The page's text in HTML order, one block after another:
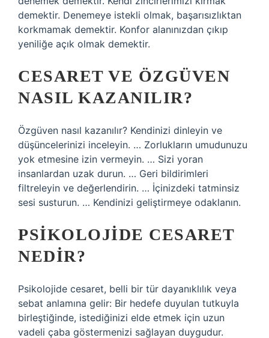
demektir. Denemeye istekli olmak, başarısızlıktan
korkmamak demektir. Konfor alanınızdan çıkıp
yeniliğe açık olmak demektir.
CESARET VE ÖZGÜVEN
NASIL KAZANILIR?
Özgüven nasıl kazanılır? Kendinizi dinleyin ve
düşüncelerinizi inceleyin. … Zorlukların umudunuzu
yok etmesine izin vermeyin. … Sizi yoran
insanlardan uzak durun. … Geri bildirimleri
filtreleyin ve değerlendirin. … İçinizdeki tatminsiz
sesi susturun. … Kendinizi geliştirmeye odaklanın.
PSIKOLOJIDE CESARET
NEDIR?
Psikolojide cesaret, belli bir tür dayanıklılık veya
sebat anlamına gelir: Bir hedefe duyulan tutkuyla
birleştiğinde, istediğinizi elde etmek için uzun
vadeli çaba göstermenizi sağlayan duygudur.